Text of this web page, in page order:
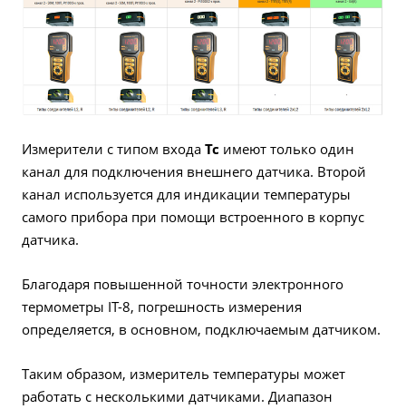
Измерители с типом входа Тс имеют только один
канал для подключения внешнего датчика. Второй
канал используется для индикации температуры
самого прибора при помощи встроенного в корпус
датчика.
Благодаря повышенной точности электронного
термометры IT-8, погрешность измерения
определяется, в основном, подключаемым датчиком.
Таким образом, измеритель температуры может
работать с несколькими датчиками. Диапазон